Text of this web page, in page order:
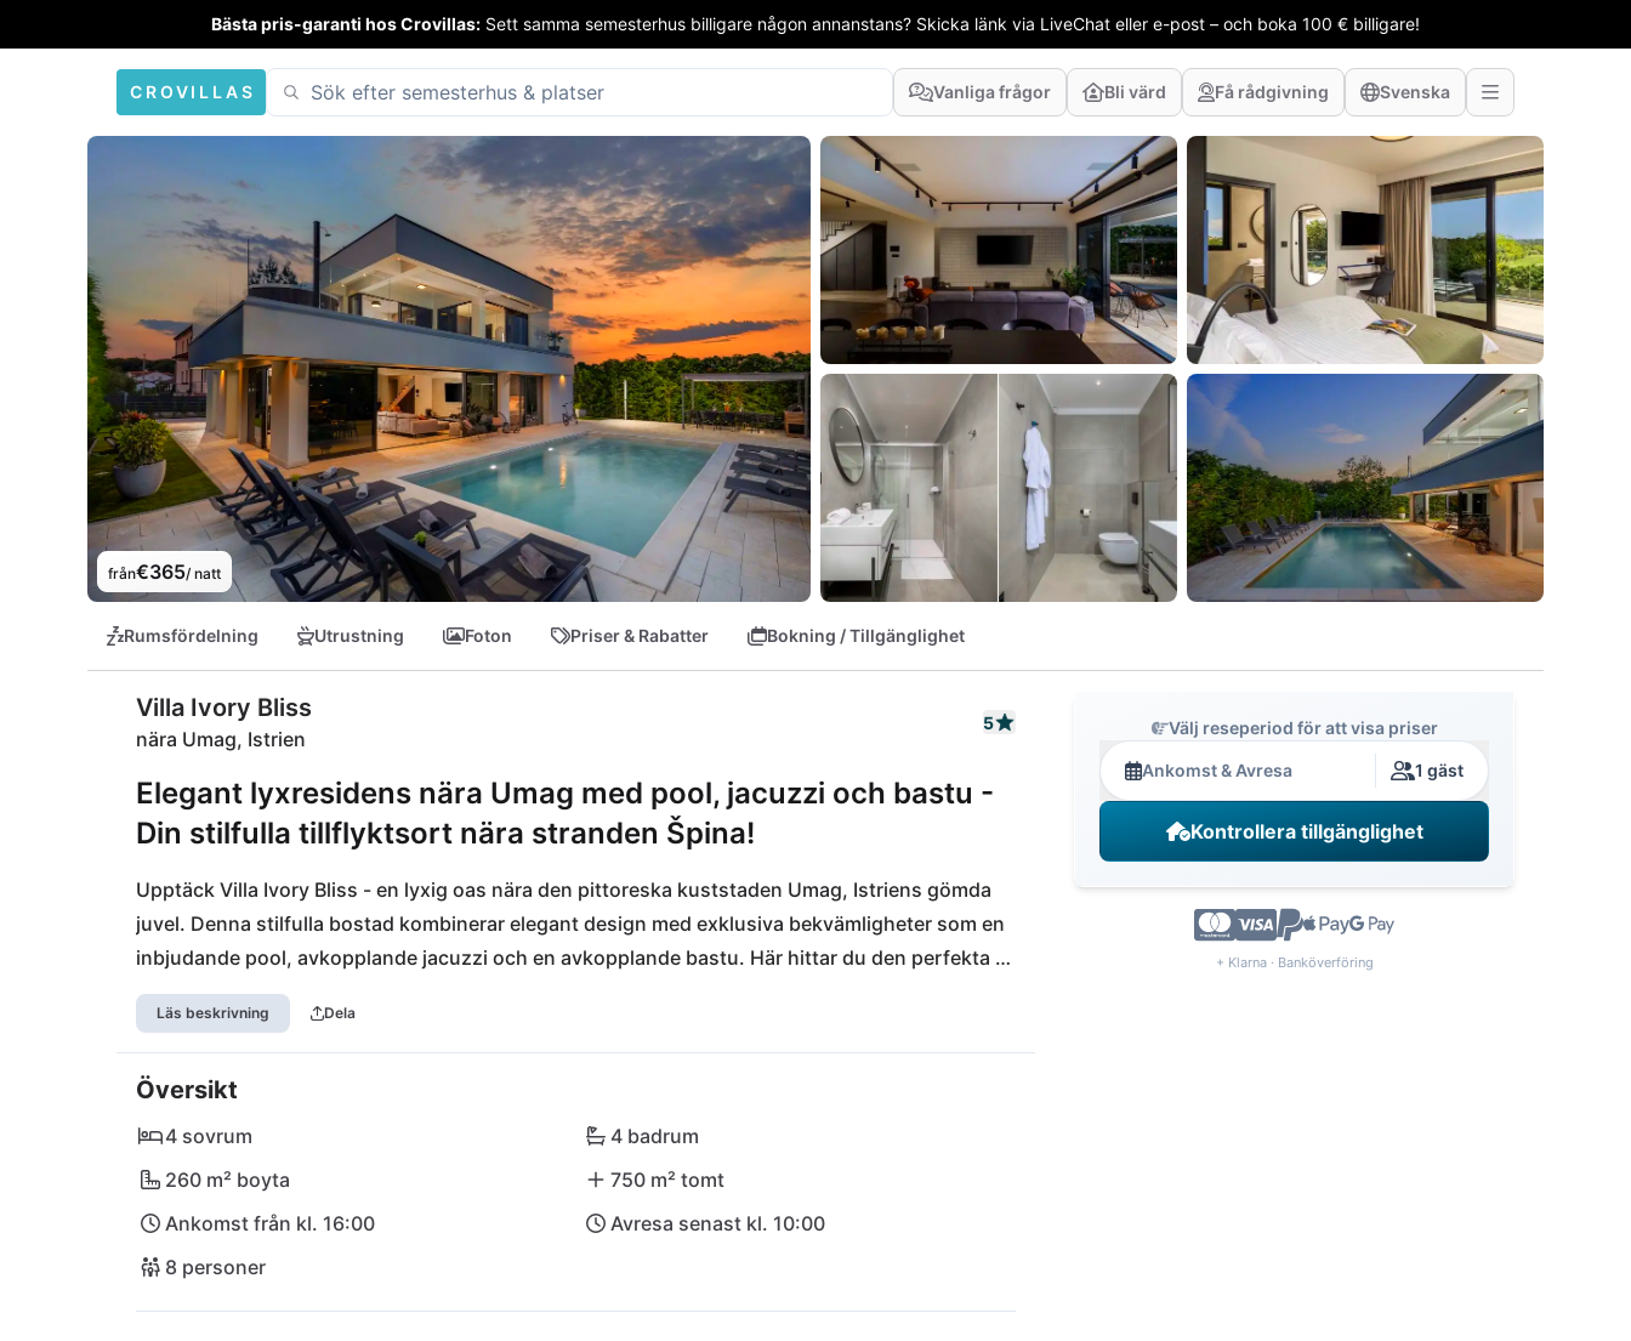
Bästa pris-garanti hos Crovillas: Sett samma semesterhus billigare någon annanstans? Skicka länk via LiveChat eller e-post – och boka 100 € billigare!
CROVILLAS Vanliga frågor Bli värd Få rådgivning Svenska
från€365/ natt
Rumsfördelning Utrustning Foton Priser & Rabatter Bokning / Tillgänglighet
Villa Ivory Bliss
nära Umag, Istrien
5
Elegant lyxresidens nära Umag med pool, jacuzzi och bastu -
Din stilfulla tillflyktsort nära stranden Špina!
Upptäck Villa Ivory Bliss - en lyxig oas nära den pittoreska kuststaden Umag, Istriens gömda
juvel. Denna stilfulla bostad kombinerar elegant design med exklusiva bekvämligheter som en
inbjudande pool, avkopplande jacuzzi och en avkopplande bastu. Här hittar du den perfekta
stadsnära reträtten vid havet. Njut av soliga dagar på stranden Špina, bara en kilometer bort,
eller utforska det livliga Umag med sina charmiga caféer och butiker. Den kulinariska scenen
lockar likväl som de närliggande historiska skatterna från Novigrad till Rovinj. Låt dig förtrollas
av Istriens atmosfär och hitta din drömsemester i Villa Ivory Bliss!
Läs beskrivning Dela
Översikt
4 sovrum
4 badrum
260 m² boyta
750 m² tomt
Ankomst från kl. 16:00
Avresa senast kl. 10:00
8 personer
Välj reseperiod för att visa priser
Ankomst & Avresa 1 gäst
Kontrollera tillgänglighet
+ Klarna · Banköverföring